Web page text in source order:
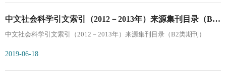
中文社会科学引文索引（2012－2013年）来源集刊目录（B2
类期刊）
中文社会科学引文索引（2012－2013年）来源集刊目录（B2类期刊）
2019-06-18